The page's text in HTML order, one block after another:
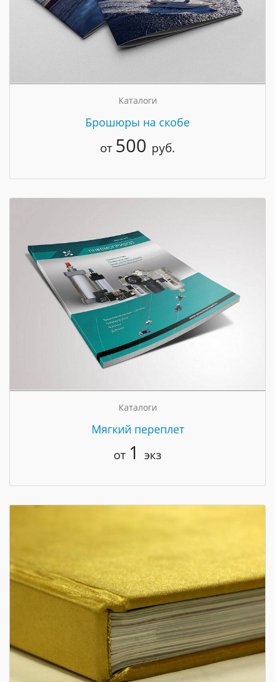
Каталоги
Брошюры на скобе
от 500 руб.
Каталоги
Мягкий переплет
от 1 экз